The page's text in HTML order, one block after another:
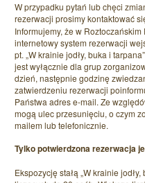
W przypadku pytań lub chęci
rezerwacji prosimy kontaktować
Informujemy, że w
internetowy system rezerwacji
pt. „W krainie jodły, buka i
jest wyłącznie dla grup
dzień, następnie godzinę
zatwierdzeniu rezerwacji
Państwa adres e-mail. Ze
mogą ulec przesunięciu, o czym
mailem lub telefonicznie.
Tylko potwierdzona rezerwacja
Ekspozycję stałą „W krainie